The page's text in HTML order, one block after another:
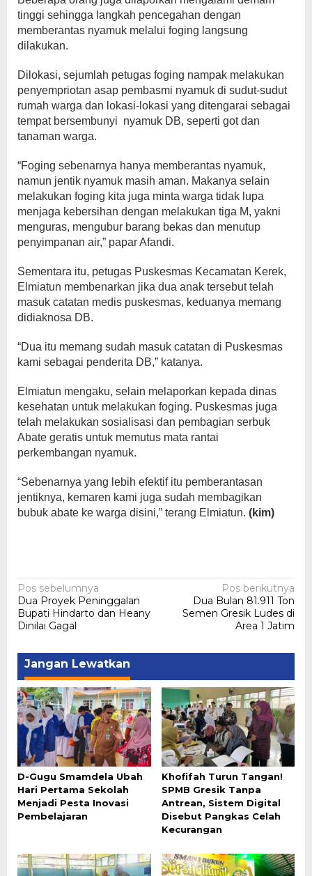
tinggi sehingga langkah pencegahan dengan
memberantas nyamuk melalui foging langsung
dilakukan.
Dilokasi, sejumlah petugas foging nampak melakukan
penyempriotan asap pembasmi nyamuk di sudut-sudut
rumah warga dan lokasi-lokasi yang ditengarai sebagai
tempat bersembunyi nyamuk DB, seperti got dan
tanaman warga.
“Foging sebenarnya hanya memberantas nyamuk,
namun jentik nyamuk masih aman. Makanya selain
melakukan foging kita juga minta warga tidak lupa
menjaga kebersihan dengan melakukan tiga M, yakni
menguras, mengubur barang bekas dan menutup
penyimpanan air,” papar Afandi.
Sementara itu, petugas Puskesmas Kecamatan Kerek,
Elmiatun membenarkan jika dua anak tersebut telah
masuk catatan medis puskesmas, keduanya memang
didiaknosa DB.
“Dua itu memang sudah masuk catatan di Puskesmas
kami sebagai penderita DB,” katanya.
Elmiatun mengaku, selain melaporkan kepada dinas
kesehatan untuk melakukan foging. Puskesmas juga
telah melakukan sosialisasi dan pembagian serbuk
Abate geratis untuk memutus mata rantai
perkembangan nyamuk.
“Sebenarnya yang lebih efektif itu pemberantasan
jentiknya, kemaren kami juga sudah membagikan
bubuk abate ke warga disini,” terang Elmiatun. (kim)
Navigasi
pos
Pos sebelumnya
Dua Proyek Peninggalan
Bupati Hindarto dan Heany
Dinilai Gagal
Pos berikutnya
Dua Bulan 81.911 Ton
Semen Gresik Ludes di
Area 1 Jatim
Jangan Lewatkan
D-Gugu Smamdela Ubah
Hari Pertama Sekolah
Menjadi Pesta Inovasi
Pembelajaran
Khofifah Turun Tangan!
SPMB Gresik Tanpa
Antrean, Sistem Digital
Disebut Pangkas Celah
Kecurangan